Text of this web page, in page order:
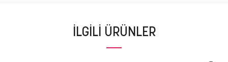
İLGILI ÜRÜNLER